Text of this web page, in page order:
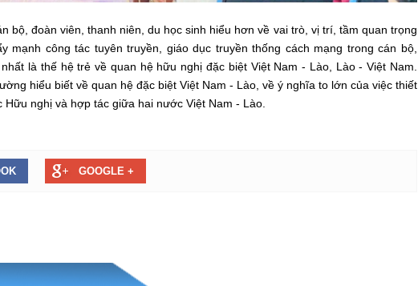
bộ, đoàn viên, thanh niên, du học sinh hiểu hơn về vai trò, vị trí, tầm quan trọng
mạnh công tác tuyên truyền, giáo dục truyền thống cách mạng trong cán bộ,
là thế hệ trẻ về quan hệ hữu nghị đặc biệt Việt Nam - Lào, Lào - Việt Nam.
hiểu biết về quan hệ đặc biệt Việt Nam - Lào, về ý nghĩa to lớn của việc thiết
nghị và hợp tác giữa hai nước Việt Nam - Lào.
GOOGLE +